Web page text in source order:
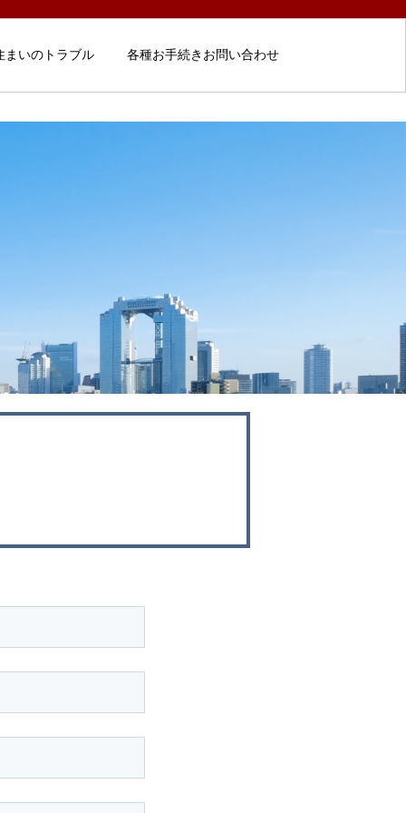
まいのトラブル 各種お手続きお問い合わせ